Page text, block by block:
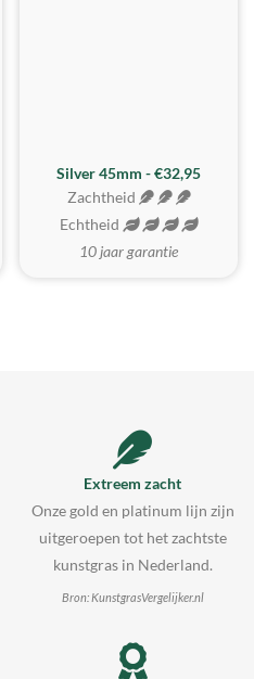
MEEST GEKOZEN
Silver 45mm - €32,95
Zachtheid
Echtheid
10 jaar garantie
Extreem zacht
Onze gold en platinum lijn zijn
uitgeroepen tot het zachtste
kunstgras in Nederland.
Bron: KunstgrasVergelijker.nl